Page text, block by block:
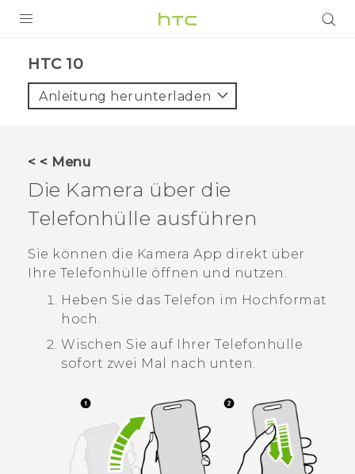
VIVE
VIVERSE
UNTERSTÜTZUNG
HTC-Geräte und Zubehör
HTC 10‎
Anleitung herunterladen
< < Menu
Die Kamera über die
Telefonhülle ausführen
Sie können die Kamera App direkt über
Ihre Telefonhülle öffnen und nutzen.
Heben Sie das Telefon im Hochformat
hoch.
Wischen Sie auf Ihrer Telefonhülle
sofort zwei Mal nach unten.